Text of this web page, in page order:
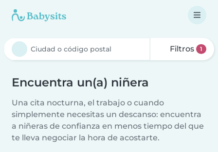
Filtros 1
Encuentra un(a) niñera
Una cita nocturna, el trabajo o cuando
simplemente necesitas un descanso: encuentra
a niñeras de confianza en menos tiempo del que
te lleva negociar la hora de acostarte.